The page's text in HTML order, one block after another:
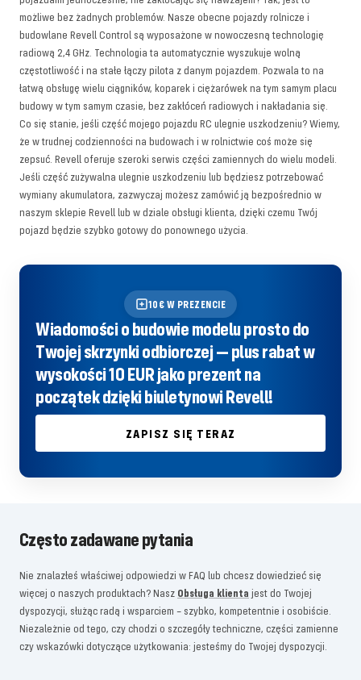
możliwe bez żadnych problemów. Nasze obecne pojazdy rolnicze i
budowlane Revell Control są wyposażone w nowoczesną technologię
radiową 2,4 GHz. Technologia ta automatycznie wyszukuje wolną
częstotliwość i na stałe łączy pilota z danym pojazdem. Pozwala to na
łatwą obsługę wielu ciągników, koparek i ciężarówek na tym samym placu
budowy w tym samym czasie, bez zakłóceń radiowych i nakładania się.
Co się stanie, jeśli część mojego pojazdu RC ulegnie uszkodzeniu? Wiemy,
że w trudnej codzienności na budowach i w rolnictwie coś może się
zepsuć. Revell oferuje szeroki serwis części zamiennych do wielu modeli.
Jeśli część zużywalna ulegnie uszkodzeniu lub będziesz potrzebować
wymiany akumulatora, zazwyczaj możesz zamówić ją bezpośrednio w
naszym sklepie Revell lub w dziale obsługi klienta, dzięki czemu Twój
pojazd będzie szybko gotowy do ponownego użycia.
10€ W PREZENCIE
Wiadomości o budowie modelu prosto do
Twojej skrzynki odbiorczej — plus rabat w
wysokości 10 EUR jako prezent na
początek dzięki biuletynowi Revell!
ZAPISZ SIĘ TERAZ
Często zadawane pytania
Nie znalazłeś właściwej odpowiedzi w FAQ lub chcesz dowiedzieć się
więcej o naszych produktach? Nasz Obsługa klienta jest do Twojej
dyspozycji, służąc radą i wsparciem – szybko, kompetentnie i osobiście.
Niezależnie od tego, czy chodzi o szczegóły techniczne, części zamienne
czy wskazówki dotyczące użytkowania: jesteśmy do Twojej dyspozycji.